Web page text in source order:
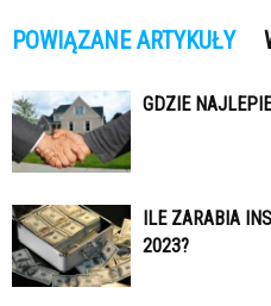
POWIĄZANE ARTYKUŁY
GDZIE
ILE ZARABIA
2023?